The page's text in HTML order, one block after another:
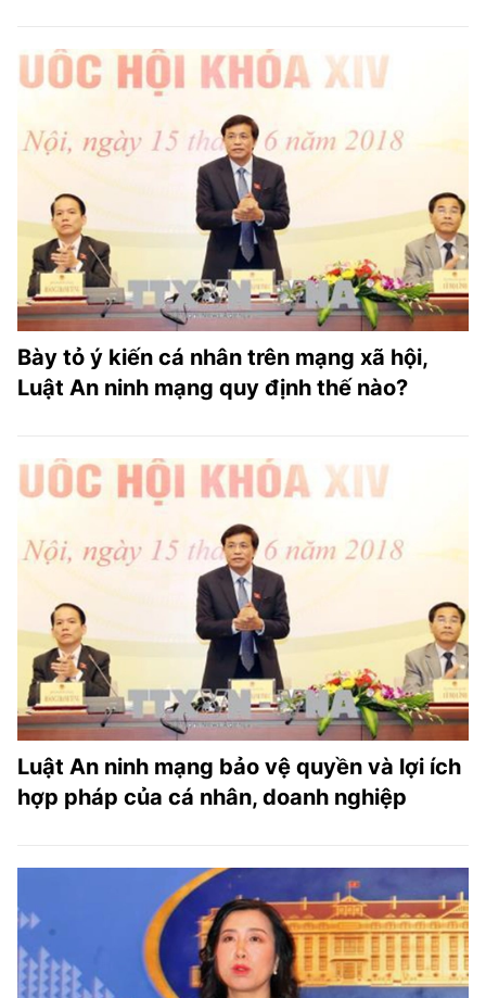
Bày tỏ ý kiến cá nhân trên mạng xã hội,
Luật An ninh mạng quy định thế nào?
Luật An ninh mạng bảo vệ quyền và lợi ích
hợp pháp của cá nhân, doanh nghiệp